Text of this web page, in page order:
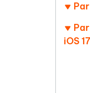
UltData
iOS